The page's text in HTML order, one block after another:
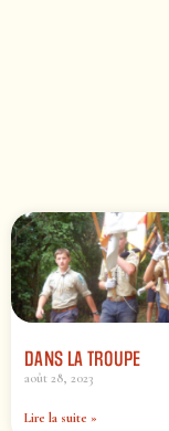
DANS LA TROUPE
août 28, 2023
Lire la suite »